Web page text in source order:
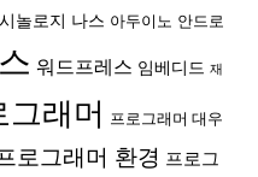
시놀로지 나스 아두이노 안드로
워드프레스 임베디드 재
그래머 프로그래머 대우
로그래머 환경 프로그